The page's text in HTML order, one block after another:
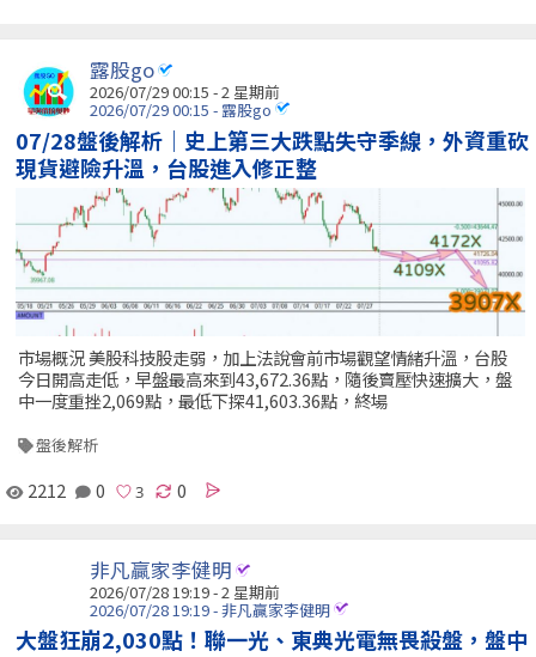
露股go
2026/07/29 00:15 - 2 星期前
2026/07/29 00:15 - 露股go
07/28盤後解析｜史上第三大跌點失守季線，外資重砍
現貨避險升溫，台股進入修正整
市場概況 美股科技股走弱，加上法說會前市場觀望情緒升溫，台股
今日開高走低，早盤最高來到43,672.36點，隨後賣壓快速擴大，盤
中一度重挫2,069點，最低下探41,603.36點，終場
盤後解析
2212 0 0
非凡贏家李健明
2026/07/28 19:19 - 2 星期前
2026/07/28 19:19 - 非凡贏家李健明
大盤狂崩2,030點！聯一光、東典光電無畏殺盤，盤中